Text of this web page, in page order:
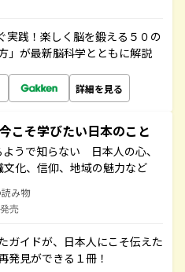
実践！楽しく脳を鍛える５０の
」が最新脳科学とともに解説
詳細を見る
こそ学びたい日本のこと
ようで知らない 日本人の心、
文化、信仰、地域の魅力など
み物
売
ガイドが、日本人にこそ伝えた
発見ができる１冊！